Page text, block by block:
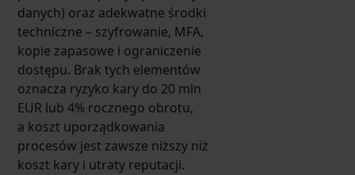
danych) oraz adekwatne środki
techniczne – szyfrowanie, MFA,
kopie zapasowe i ograniczenie
dostępu. Brak tych elementów
oznacza ryzyko kary do 20 mln
EUR lub 4% rocznego obrotu,
a koszt uporządkowania
procesów jest zawsze niższy niż
koszt kary i utraty reputacji.